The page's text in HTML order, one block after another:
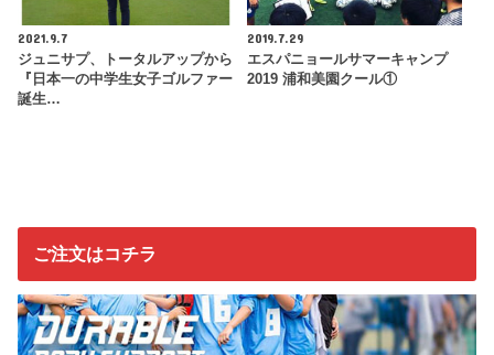
2021.9.7
ジュニサプ、トータルアップから
『日本一の中学生女子ゴルファー
誕生…
2019.7.29
エスパニョールサマーキャンプ
2019 浦和美園クール①
ご注文はコチラ